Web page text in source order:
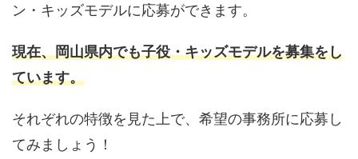
ン・キッズモデルに応募ができます。
現在、岡山県内でも子役・キッズモデルを募集をし
ています。
それぞれの特徴を見た上で、希望の事務所に応募し
てみましょう！